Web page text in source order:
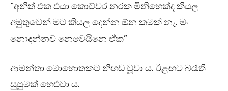
“අනිත් එක එයා කොච්චර නරක මිනිහෙක්ද කියල
අමුතුවෙන් මට කියල දෙන්න ඕන කමක් නෑ. මං
නොදන්නව නෙවෙයිනෙ ඒක”
ආමන්තා මොහොතකට නිහඬ වූවා ය. ඊළඟට බරැති
සුසුමක් හෙළුවා ය.